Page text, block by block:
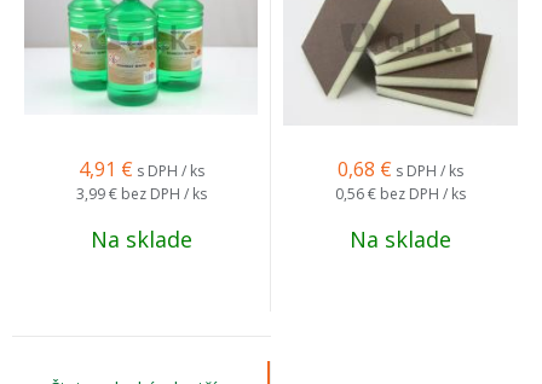
4,91 € s DPH / ks
3,99 € bez DPH / ks
Na sklade
0,68 € s DPH / ks
0,56 € bez DPH / ks
Na sklade